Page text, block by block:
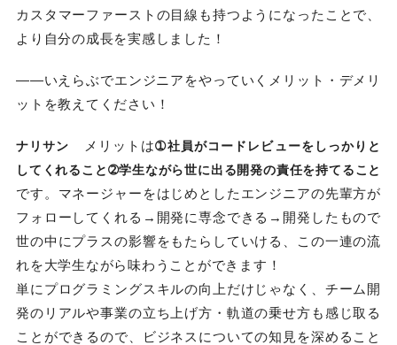
カスタマーファーストの目線も持つようになったことで、
より自分の成長を実感しました！
――いえらぶでエンジニアをやっていくメリット・デメリ
ットを教えてください！
ナリサン メリットは➀社員がコードレビューをしっかりと
してくれること➁学生ながら世に出る開発の責任を持てること
です。マネージャーをはじめとしたエンジニアの先輩方が
フォローしてくれる→開発に専念できる→開発したもので
世の中にプラスの影響をもたらしていける、この一連の流
れを大学生ながら味わうことができます！
単にプログラミングスキルの向上だけじゃなく、チーム開
発のリアルや事業の立ち上げ方・軌道の乗せ方も感じ取る
ことができるので、ビジネスについての知見を深めること